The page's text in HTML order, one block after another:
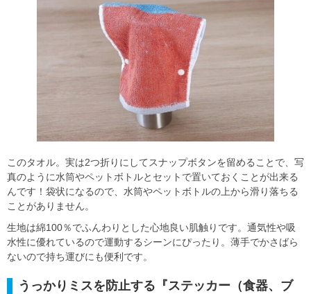
このタオル。実は2つ折りにしてスナップボタンを留めることで、写
真のように水筒やペットボトルとセットで置いておくことが出来る
んです！袋状になるので、水筒やペットボトルの上から滑り落ちる
ことがありません。
生地は綿100％でふんわりとした心地良い肌触りです。通気性や吸
水性に優れているので運動するシーンにぴったり。薄手でかさばら
ないので持ち運びにも便利です。
うっかりミスを防止する『ステッカー（食器、ブ